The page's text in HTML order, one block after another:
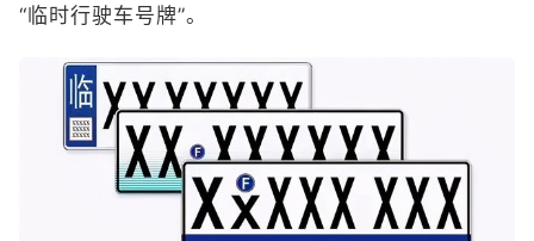
“临时行驶车号牌”。